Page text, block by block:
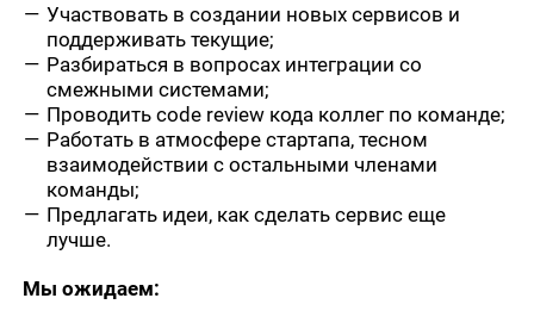
Участвовать в создании новых сервисов и
поддерживать текущие;
Разбираться в вопросах интеграции со
смежными системами;
Проводить code review кода коллег по команде;
Работать в атмосфере стартапа, тесном
взаимодействии с остальными членами
команды;
Предлагать идеи, как сделать сервис еще
лучше.
Мы ожидаем: